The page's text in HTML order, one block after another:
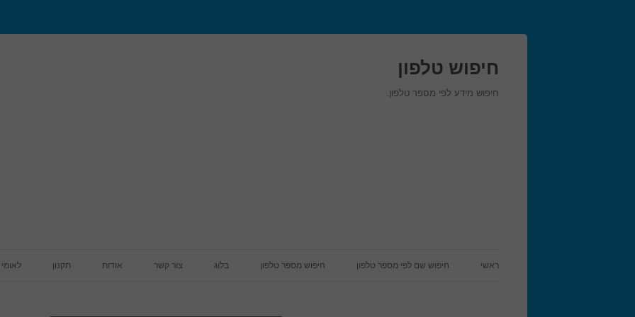
חיפוש טלפון
חיפוש מידע לפי מספר טלפון.
ראשי חיפוש שם לפי מספר טלפון חיפוש מספר טלפון בלוג צור קשר אודות תקנון